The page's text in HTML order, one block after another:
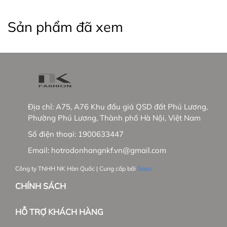
#somingantay #somicongso #aococtaynu
#sominucongso #aosomivaihanquoc
#aosomicaocap #aomoi #aosomink #sominugiare
#sominuhanquoc #somitayngan #somiunisex
#somicoctaynu #somidep #sominudep
#somitayngan #somitrang #somiformrong
Sản phẩm đã xem
Địa chỉ: A75, A76 Khu đấu giá QSD đất Phú Lương,
Phường Phú Lương, Thành phố Hà Nội, Việt Nam
Số điện thoại: 1900633447
Email: hotrodonhangnkf.vn@gmail.com
Công ty TNHH NK Hàn Quốc | Cung cấp bởi Sapo
CHÍNH SÁCH
HỖ TRỢ KHÁCH HÀNG